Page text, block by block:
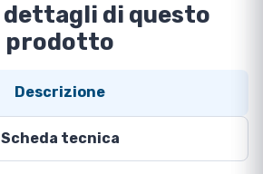
di questo
prodotto
Descrizione
Scheda tecnica